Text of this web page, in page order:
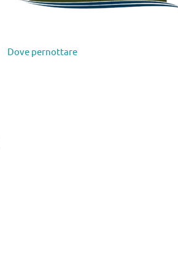
Dove pernottare